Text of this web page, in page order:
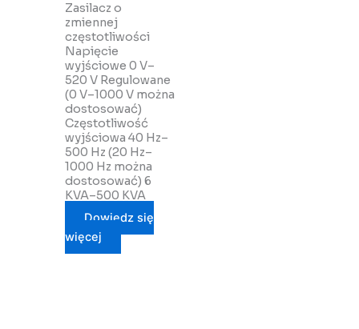
Zasilacz o
zmiennej
częstotliwości
Napięcie
wyjściowe 0 V–
520 V Regulowane
(0 V–1000 V można
dostosować)
Częstotliwość
wyjściowa 40 Hz–
500 Hz (20 Hz–
1000 Hz można
dostosować) 6
KVA–500 KVA
Dowiedz się
więcej